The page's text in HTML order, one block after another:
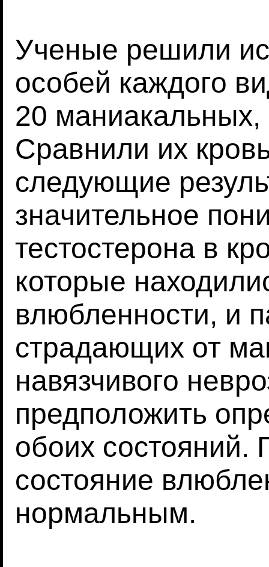
Ученые решили
особей каждого
20
Сравнили их
следующие
значительное
тестостерона в
которые
влюбленности, и
страдающих от
навязчивого
предположить
обоих состояний.
состояние
нормальным.